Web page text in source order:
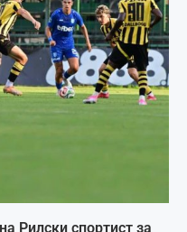
Рилски спортист за